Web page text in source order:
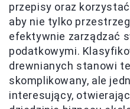
przepisy oraz
aby nie tylko
efektywnie zarządzać
podatkowymi.
drewnianych stanowi
skomplikowany, ale
interesujący,